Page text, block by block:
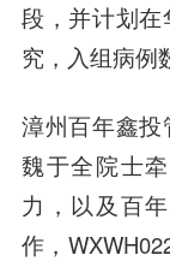
段，并计划
究，入组病例
漳州百年鑫投
魏于全院士
力，以及百
作，